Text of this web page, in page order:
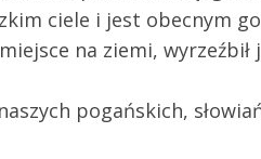
miejsca.
połączeniem z